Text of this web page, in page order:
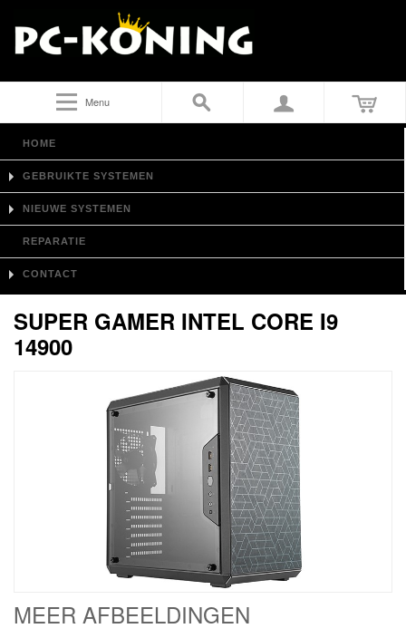
Menu
HOME
GEBRUIKTE SYSTEMEN
NIEUWE SYSTEMEN
REPARATIE
CONTACT
SUPER GAMER INTEL CORE I9
14900
MEER AFBEELDINGEN